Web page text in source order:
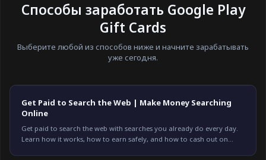
Способы заработать Google Play
Gift Cards
Выберите любой из способов ниже и начните зарабатывать
уже сегодня.
Get Paid to Search the Web | Make Money Searching
Online
Get paid to search the web with searches you already do every day.
Learn how it works, how to earn safely, and how to cash out on